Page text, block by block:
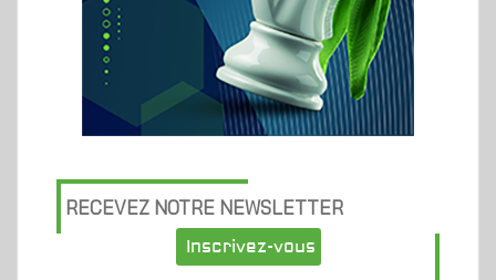
RECEVEZ NOTRE NEWSLETTER
Inscrivez-vous